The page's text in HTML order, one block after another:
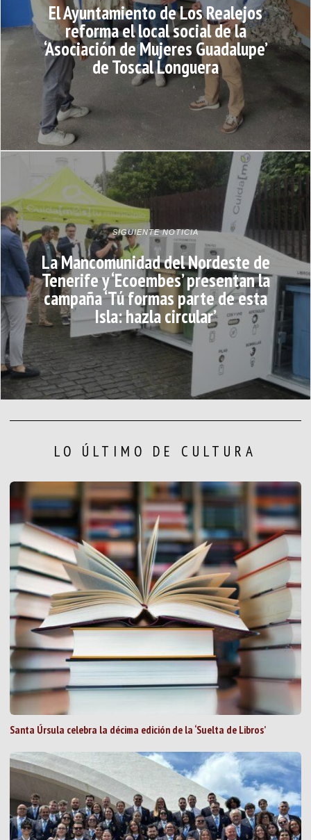
El Ayuntamiento de Los Realejos
reforma el local social de la
‘Asociación de Mujeres Guadalupe’
de Toscal Longuera
SIGUIENTE NOTICIA
La Mancomunidad del Nordeste de
Tenerife y ‘Ecoembes’ presentan la
campaña ‘Tú formas parte de esta
Isla: hazla circular’
LO ÚLTIMO DE CULTURA
Santa Úrsula celebra la décima edición de la ‘Suelta de Libros’